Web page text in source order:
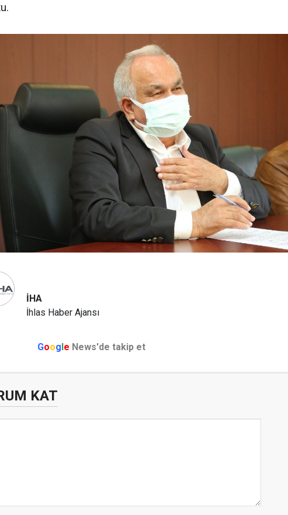
İHA
İhlas Haber Ajansı
Goog e News'de takip et
KAT